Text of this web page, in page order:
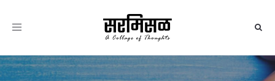
Toggle